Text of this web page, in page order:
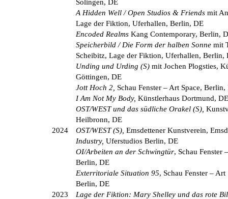
Solingen, DE
A Hidden Well / Open Studios & Friends mit
Lage der Fiktion, Uferhallen, Berlin, DE
Encoded Realms Kang Contemporary, Berlin,
Speicherbild / Die Form der halben Sonne mit
Scheibitz, Lage der Fiktion, Uferhallen, Berlin,
Unding und Urding (S) mit Jochen Plogsties,
Göttingen, DE
Jott Hoch 2, Schau Fenster – Art Space, Berlin,
I Am Not My Body, Künstlerhaus Dortmund, DE
OST/WEST und das südliche Orakel (S),
Heilbronn, DE
2024
OST/WEST (S), Emsdettener Kunstverein,
Industry, Uferstudios Berlin, DE
OI/Arbeiten an der Schwingtür, Schau Fenster
Berlin, DE
Exterritoriale Situation 95, Schau Fenster – Art
Berlin, DE
2023
Lage der Fiktion: Mary Shelley und das rote